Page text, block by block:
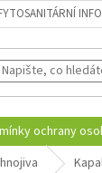
ochrany